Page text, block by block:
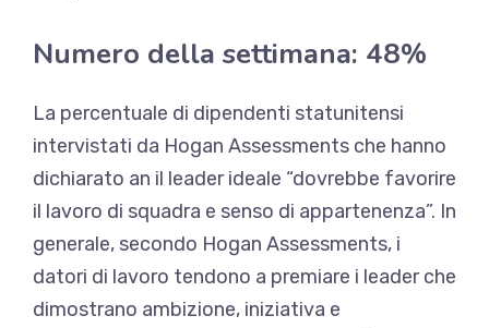
Numero della settimana: 48%
La percentuale di dipendenti statunitensi
intervistati da Hogan Assessments che hanno
dichiarato an il leader ideale “dovrebbe favorire
il lavoro di squadra e senso di appartenenza”. In
generale, secondo Hogan Assessments, i
datori di lavoro tendono a premiare i leader che
dimostrano ambizione, iniziativa e